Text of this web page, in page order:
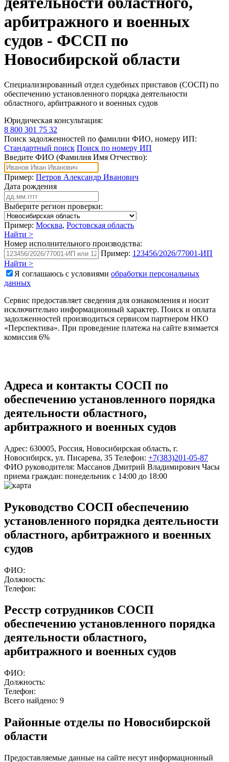
арбитражного и военных
судов - ФССП по
Новосибирской области
Специализированный отдел судебных приставов (СОСП) по
обеспечению установленного порядка деятельности
областного, арбитражного и военных судов
Юридическая консультация:
8 800 301 75 32
Поиск задолженностей по фамилии ФИО, номеру ИП:
Стандартный поиск Поиск по номеру ИП
Введите ФИО (Фамилия Имя Отчество):
Пример: Петров Александр Иванович
Дата рождения
Выберите регион проверки:
Пример: Москва, Ростовская область
Найти >
Номер исполнительного производства:
Пример: 123456/2026/77001-ИП
Найти >
Я соглашаюсь с условиями обработки персональных
данных
Сервис предоставляет сведения для ознакомления и носит
исключительно информационный характер. Поиск и оплата
задолженностей производиться сервисом партнером НКО
«Перспектива». При проведение платежа на сайте взимается
комиссия 6%
Адреса и контакты СОСП по
обеспечению установленного порядка
деятельности областного,
арбитражного и военных судов
Адрес: 630005, Россия, Новосибирская область, г.
Новосибирск, ул. Писарева, 35 Телефон: +7(383)201-05-87
ФИО руководителя: Массанов Дмитрий Владимирович Часы
приема граждан: понедельник с 14:00 до 18:00
Руководство СОСП обеспечению
установленного порядка деятельности
областного, арбитражного и военных
судов
ФИО:
Должность:
Телефон:
Ресстр сотрудников СОСП
обеспечению установленного порядка
деятельности областного,
арбитражного и военных судов
ФИО:
Должность:
Телефон:
Всего найдено: 9
Районные отделы по Новосибирской
области
Предоставляемые данные на сайте несут информационный